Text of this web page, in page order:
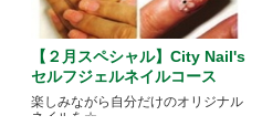
【２月スペシャル】City Nail's
セルフジェルネイルコース
楽しみながら自分だけのオリジナル
ネイルを☆